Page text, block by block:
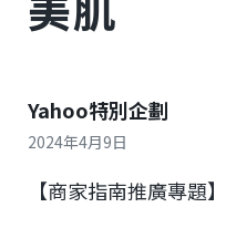
Yahoo特別企劃
2024年4月9日
【商家指南推廣專題】